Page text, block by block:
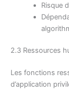
Risque
2.3 Ressources
Les fonctions
d’application